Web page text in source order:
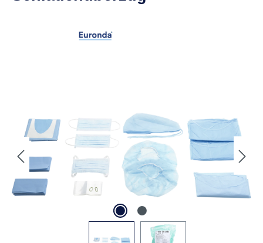
Abbildungen können vom Original abweichen.